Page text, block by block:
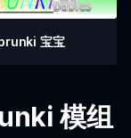
宝宝
模组